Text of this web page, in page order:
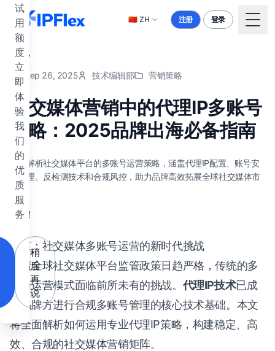
试
用
额
度，
立
即
体
验
我
们
的
优
质
服
务！
稍
后
再
说
跳到主要内容
🇨🇳 ZH 注册 登录
Sep 26, 2025 技术编辑部 营销策略
社交媒体营销中的代理IP多账号
策略：2025品牌出海必备指南
深度解析社交媒体平台的多账号运营策略，涵盖代理IP配置、账号安
全管理、反检测技术和合规风控，助力品牌高效拓展全球社交媒体市
场。
引言：社交媒体多账号运营的新时代挑战
随着全球社交媒体平台监管政策日趋严格，传统的多
账号运营模式面临前所未有的挑战。 代理IP技术已成
为品牌方进行合规多账号管理的核心技术基础。本文
将全面解析如何运用专业代理IP策略，构建稳定、高
效、合规的社交媒体营销矩阵。